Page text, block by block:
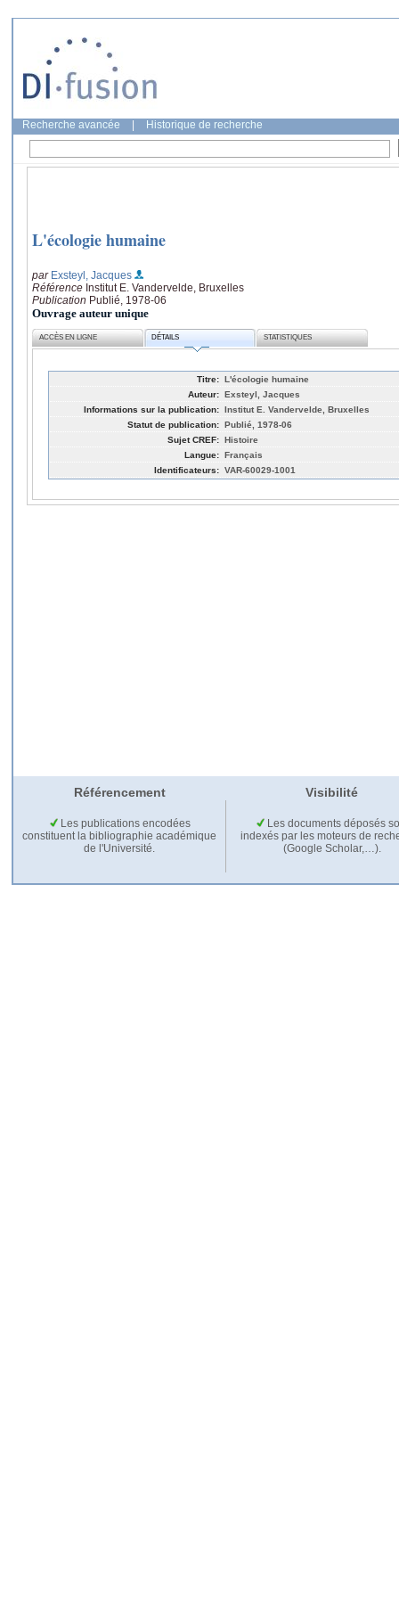
Recherche avancée Historique de recherche
L'écologie humaine
par Exsteyl, Jacques
Référence Institut E. Vandervelde, Bruxelles
Publication Publié, 1978-06
Ouvrage auteur unique
ACCÈS EN LIGNE DÉTAILS STATISTIQUES
Titre: L'écologie humaine
Auteur: Exsteyl, Jacques
Informations sur la publication: Institut E. Vandervelde, Bruxelles
Statut de publication: Publié, 1978-06
Sujet CREF: Histoire
Langue: Français
Identificateurs: VAR-60029-1001
Référencement Visibilité
Les publications encodées
constituent la bibliographie académique
de l'Université.
Les documents déposés
indexés par les moteurs de
(Google Scholar,…).